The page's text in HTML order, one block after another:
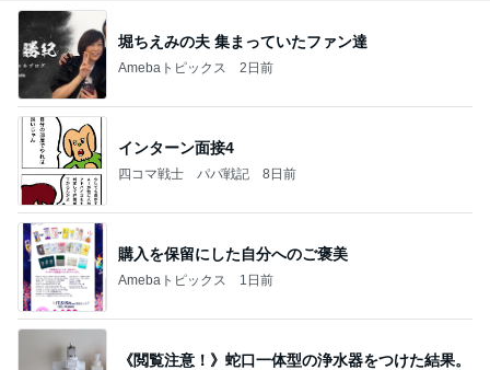
堀ちえみの夫 集まっていたファン達
Amebaトピックス 2日前
インターン面接4
四コマ戦士 パパ戦記 8日前
購入を保留にした自分へのご褒美
Amebaトピックス 1日前
《閲覧注意！》蛇口一体型の浄水器をつけた結果。